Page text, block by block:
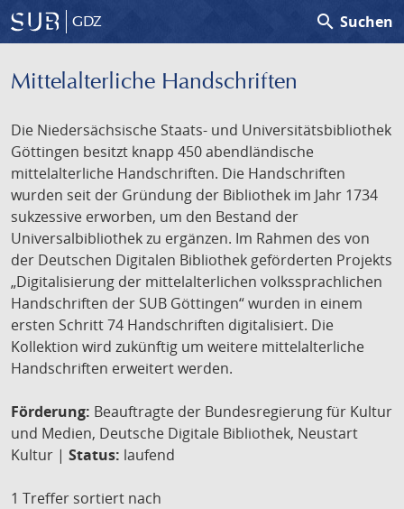
GDZ search Suchen
Mittelalterliche Handschriften
Die Niedersächsische Staats- und Universitätsbibliothek
Göttingen besitzt knapp 450 abendländische
mittelalterliche Handschriften. Die Handschriften
wurden seit der Gründung der Bibliothek im Jahr 1734
sukzessive erworben, um den Bestand der
Universalbibliothek zu ergänzen. Im Rahmen des von
der Deutschen Digitalen Bibliothek geförderten Projekts
„Digitalisierung der mittelalterlichen volkssprachlichen
Handschriften der SUB Göttingen“ wurden in einem
ersten Schritt 74 Handschriften digitalisiert. Die
Kollektion wird zukünftig um weitere mittelalterliche
Handschriften erweitert werden.
Förderung: Beauftragte der Bundesregierung für Kultur
und Medien, Deutsche Digitale Bibliothek, Neustart
Kultur | Status: laufend
1 Treffer sortiert nach